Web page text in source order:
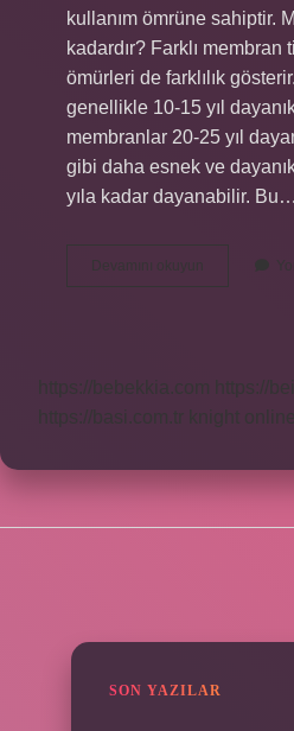
kullanım ömrüne sahiptir.
kadardır? Farklı membran
ömürleri de farklılık
genellikle 10-15 yıl
membranlar 20-25 yıl
gibi daha esnek ve
yıla kadar dayanabilir. Bu…
Devamını okuyun
Onduline
Ömrü
https://bebekkia.com
https://
https://basi.com.tr
knight online
SON YAZILAR